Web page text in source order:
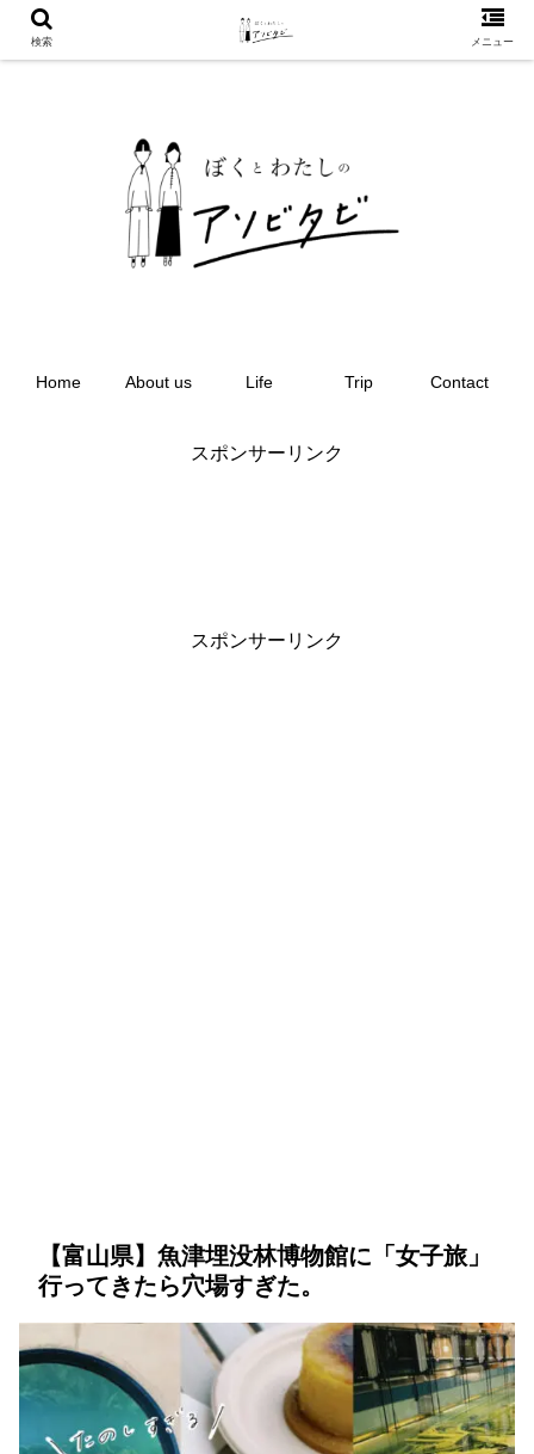
Home About us Life Trip Contact
スポンサーリンク
スポンサーリンク
【富山県】魚津埋没林博物館に「女子旅」
行ってきたら穴場すぎた。
検索 メニュー